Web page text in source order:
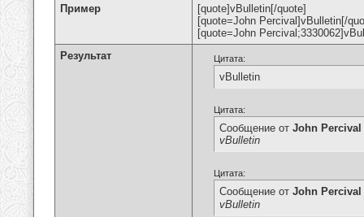
Пример
[quote]vBulletin[/quote]
[quote=John Percival]vBulletin[/
[quote=John
Результат
Цитата:
vBulletin
Цитата:
Сообщение от John Percival
vBulletin
Цитата:
Сообщение от John Percival
vBulletin